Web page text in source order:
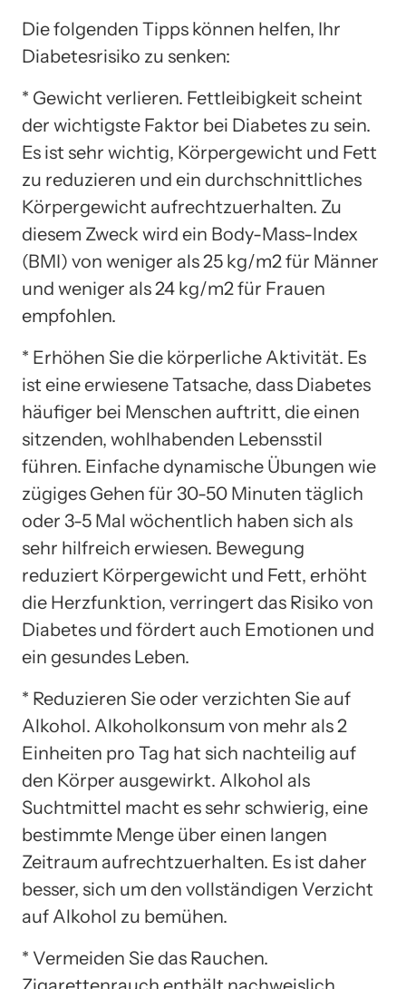
Die folgenden Tipps können helfen, Ihr
Diabetesrisiko zu senken:
* Gewicht verlieren. Fettleibigkeit scheint
der wichtigste Faktor bei Diabetes zu sein.
Es ist sehr wichtig, Körpergewicht und Fett
zu reduzieren und ein durchschnittliches
Körpergewicht aufrechtzuerhalten. Zu
diesem Zweck wird ein Body-Mass-Index
(BMI) von weniger als 25 kg/m2 für Männer
und weniger als 24 kg/m2 für Frauen
empfohlen.
* Erhöhen Sie die körperliche Aktivität. Es
ist eine erwiesene Tatsache, dass Diabetes
häufiger bei Menschen auftritt, die einen
sitzenden, wohlhabenden Lebensstil
führen. Einfache dynamische Übungen wie
zügiges Gehen für 30-50 Minuten täglich
oder 3-5 Mal wöchentlich haben sich als
sehr hilfreich erwiesen. Bewegung
reduziert Körpergewicht und Fett, erhöht
die Herzfunktion, verringert das Risiko von
Diabetes und fördert auch Emotionen und
ein gesundes Leben.
* Reduzieren Sie oder verzichten Sie auf
Alkohol. Alkoholkonsum von mehr als 2
Einheiten pro Tag hat sich nachteilig auf
den Körper ausgewirkt. Alkohol als
Suchtmittel macht es sehr schwierig, eine
bestimmte Menge über einen langen
Zeitraum aufrechtzuerhalten. Es ist daher
besser, sich um den vollständigen Verzicht
auf Alkohol zu bemühen.
* Vermeiden Sie das Rauchen.